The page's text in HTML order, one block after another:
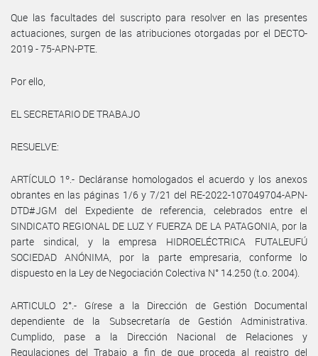
Que las facultades del suscripto para resolver en las presentes
actuaciones, surgen de las atribuciones otorgadas por el DECTO-
2019 - 75-APN-PTE.
Por ello,
EL SECRETARIO DE TRABAJO
RESUELVE:
ARTÍCULO 1º.- Decláranse homologados el acuerdo y los anexos
obrantes en las páginas 1/6 y 7/21 del RE-2022-107049704-APN-
DTD#JGM del Expediente de referencia, celebrados entre el
SINDICATO REGIONAL DE LUZ Y FUERZA DE LA PATAGONIA, por la
parte sindical, y la empresa HIDROELÉCTRICA FUTALEUFÚ
SOCIEDAD ANÓNIMA, por la parte empresaria, conforme lo
dispuesto en la Ley de Negociación Colectiva N° 14.250 (t.o. 2004).
ARTICULO 2°.- Gírese a la Dirección de Gestión Documental
dependiente de la Subsecretaría de Gestión Administrativa.
Cumplido, pase a la Dirección Nacional de Relaciones y
Regulaciones del Trabajo a fin de que proceda al registro del